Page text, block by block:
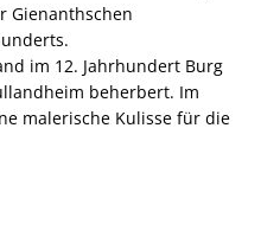
Gienanthschen
im 12. Jahrhundert Burg
beherbert. Im
malerische Kulisse für die